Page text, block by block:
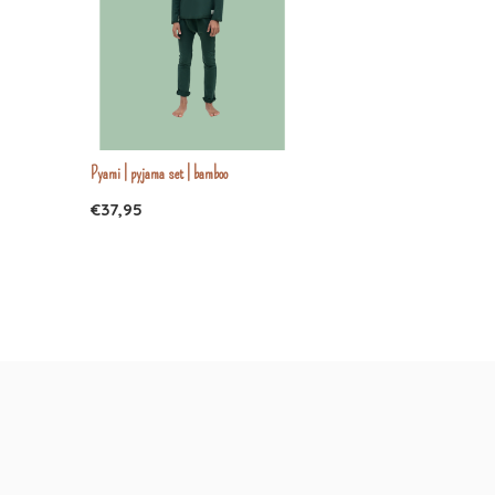
Pyami | pyjama set | bamboo
€37,95